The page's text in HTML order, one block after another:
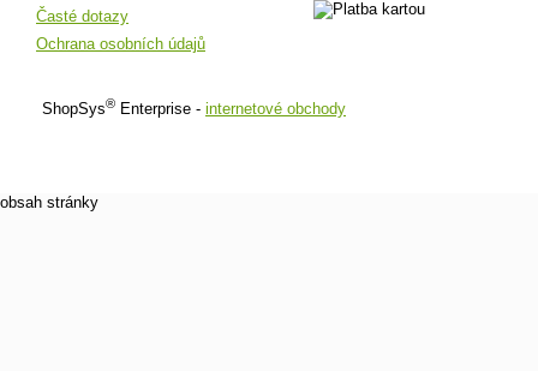
Časté dotazy
Ochrana osobních údajů
ShopSys® Enterprise - internetové obchody
obsah stránky